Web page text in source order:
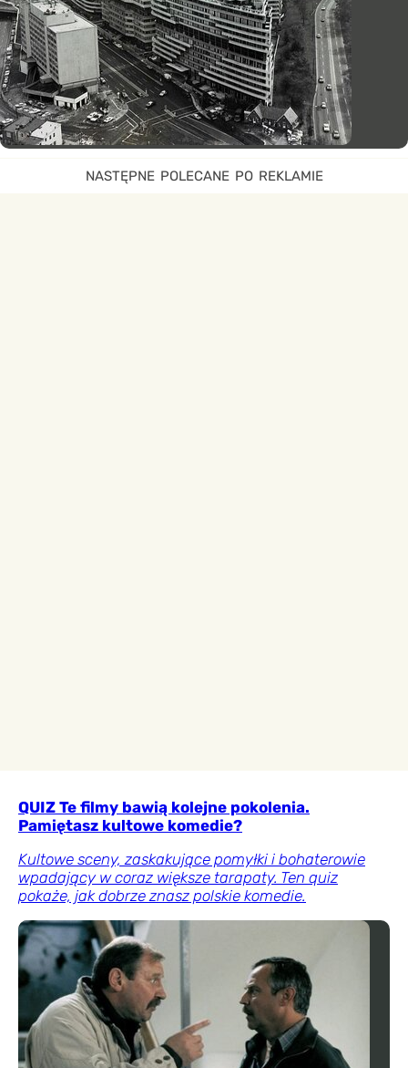
QUIZ Te filmy bawią kolejne pokolenia.
Pamiętasz kultowe komedie?
Kultowe sceny, zaskakujące pomyłki i bohaterowie
wpadający w coraz większe tarapaty. Ten quiz
pokaże, jak dobrze znasz polskie komedie.